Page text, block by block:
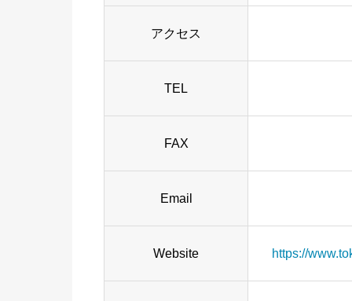
アクセス
TEL
FAX
Email
Website https://